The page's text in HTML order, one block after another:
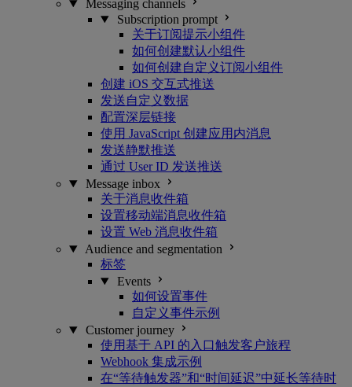
Messaging channels
Subscription prompt
关于订阅提示小组件
如何创建默认小组件
如何创建自定义订阅小组件
创建 iOS 交互式推送
发送自定义数据
配置深层链接
使用 JavaScript 创建应用内消息
发送静默推送
通过 User ID 发送推送
Message inbox
关于消息收件箱
设置移动端消息收件箱
设置 Web 消息收件箱
Audience and segmentation
标签
Events
如何设置事件
自定义事件示例
Customer journey
使用基于 API 的入口触发客户旅程
Webhook 集成示例
在“等待触发器”和“时间延迟”中延长等待时